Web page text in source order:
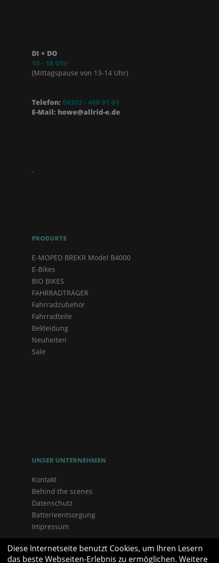
DI + DO
10 - 18 Uhr
(Mittagspause von 13-14 Uhr)
Telefon: 04392 - 400 91-91
E-Mail: howe@allrid-e.de
.
PRODUKTE
E-MOPED BREKR Model B4000
E-Bikes
BIO BIKES
FAHRRADTRÄGER
Fahrradzubehör
Fahrradteile
Bekleidung
Neuheiten
Sale
UNSER UNTERNEHMEN
Kontakt
Behind the scenes
Datenschutz
Batterieentsorgung
Impressum
Diese Internetseite benutzt Cookies, um Ihren Lesern
das beste Webseiten-Erlebnis zu ermöglichen. Weitere